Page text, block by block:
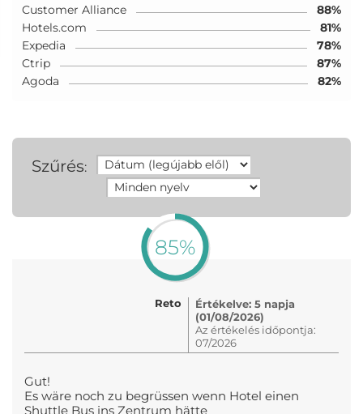
Customer Alliance
88%
Hotels.com
81%
Expedia
78%
Ctrip
87%
Agoda
82%
Szűrés:
85%
Reto
Értékelve: 5 napja
(01/08/2026)
Az értékelés időpontja:
07/2026
Gut!
Es wäre noch zu begrüssen wenn Hotel einen
Shuttle Bus ins Zentrum hätte